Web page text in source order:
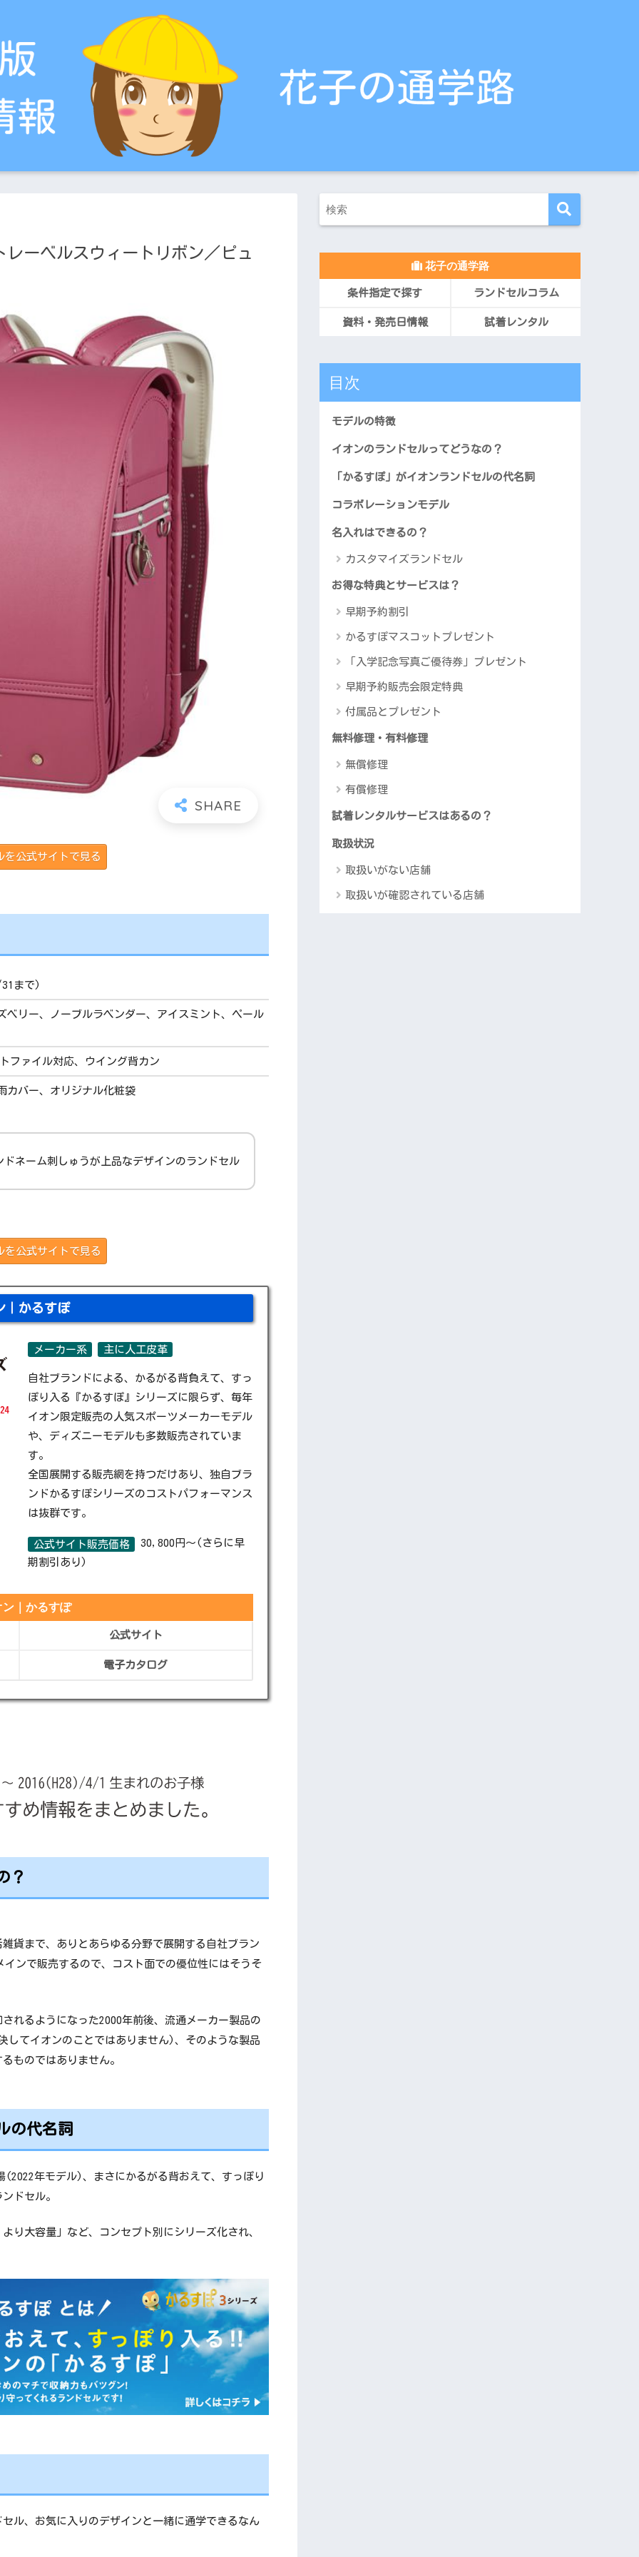
ーベルスウィートリボン／ピュ
を公式サイトで見る
まで)
ベリー、ノーブルラベンダー、アイスミント、ペール
ファイル対応、ウイング背カン
カバー、オリジナル化粧袋
ネーム刺しゅうが上品なデザインのランドセル
を公式サイトで見る
｜かるすぽ
メーカー系 主に人工皮革
自社ブランドによる、かるがる背負えて、すっ
ぽり入る『かるすぽ』シリーズに限らず、毎年
イオン限定販売の人気スポーツメーカーモデル
や、ディズニーモデルも多数販売されていま
す。
全国展開する販売網を持つだけあり、独自ブラ
ンドかるすぽシリーズのコストパフォーマンス
は抜群です。
公式サイト販売価格
30,800円～(さらに早
期割引あり)
｜かるすぽ
公式サイト
電子カタログ
？
貨まで、ありとあらゆる分野で展開する自社ブラン
インで販売するので、コスト面での優位性にはそうそ
れるようになった2000年前後、流通メーカー製品の
してイオンのことではありません)、そのような製品
ものではありません。
の代名詞
(2022年モデル)、まさにかるがる背おえて、すっぽり
ドセル。
り大容量」など、コンセプト別にシリーズ化され、
ル、お気に入りのデザインと一緒に通学できるなん
花子の通学路
条件指定で探す ランドセルコラム
資料・発売日情報 試着レンタル
目次
モデルの特徴
イオンのランドセルってどうなの？
「かるすぽ」がイオンランドセルの代名詞
コラボレーションモデル
名入れはできるの？
カスタマイズランドセル
お得な特典とサービスは？
早期予約割引
かるすぽマスコットプレゼント
「入学記念写真ご優待券」プレゼント
早期予約販売会限定特典
付属品とプレゼント
無料修理・有料修理
無償修理
有償修理
試着レンタルサービスはあるの？
取扱状況
取扱いがない店舗
取扱いが確認されている店舗